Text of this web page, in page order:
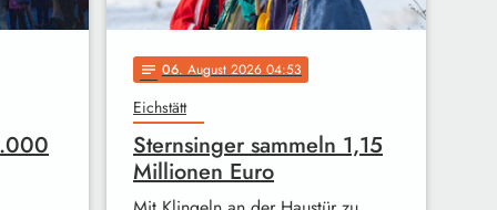
notes 06. August 2026 04:53
Eichstätt
Sternsinger sammeln 1,15
Millionen Euro